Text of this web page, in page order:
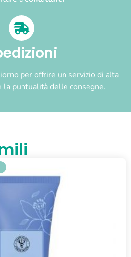
per offrire un servizio di alta
la puntualità delle consegne.